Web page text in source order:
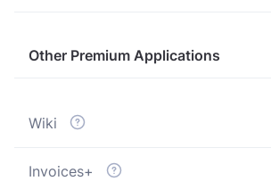
Other Premium Applications
Wiki
Invoices+